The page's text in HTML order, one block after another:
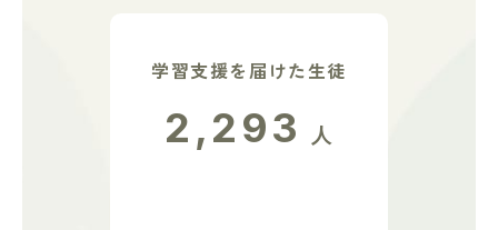
学習支援を届けた生徒
2,293 人